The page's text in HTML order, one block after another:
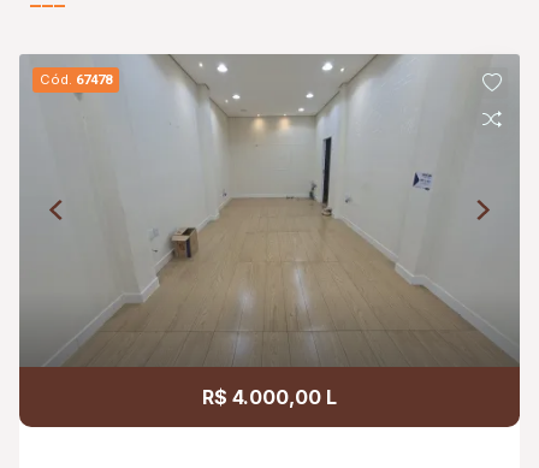
Cód. 67478
R$ 4.000,00 L